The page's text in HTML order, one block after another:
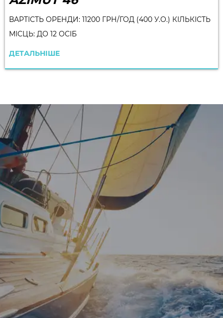
ВАРТІСТЬ ОРЕНДИ: 11200 ГРН/ГОД (400 У.О.) КІЛЬКІСТЬ
МІСЦЬ: ДО 12 ОСІБ
ДЕТАЛЬНІШЕ